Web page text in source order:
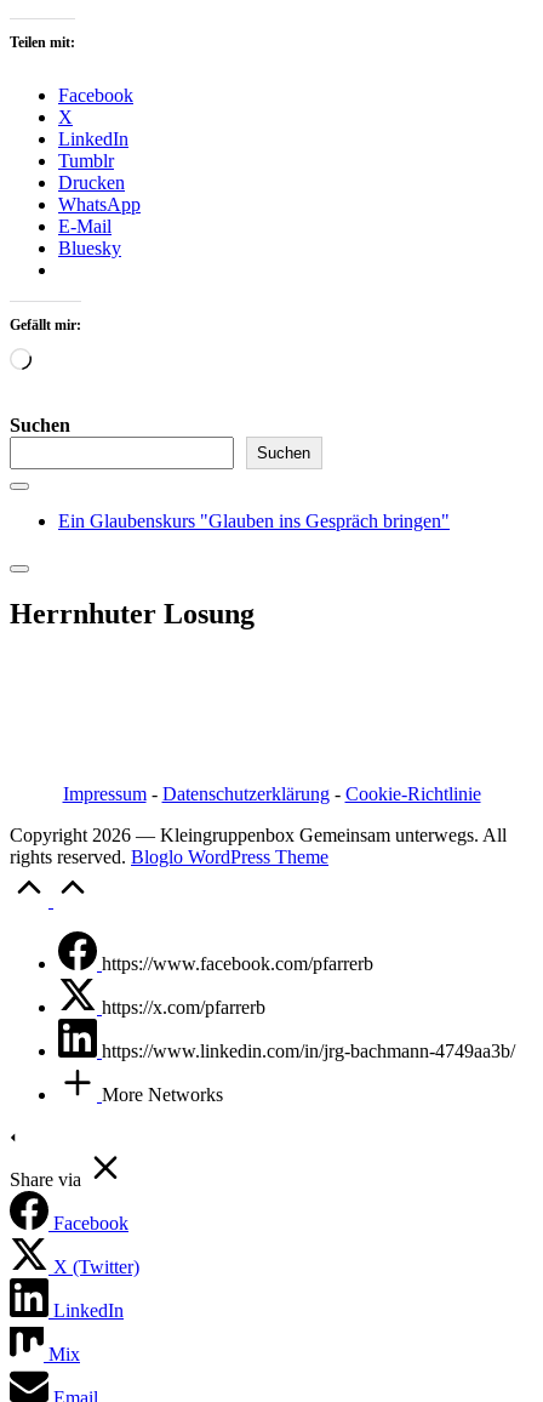
Teilen mit:
Facebook
X
LinkedIn
Tumblr
Drucken
WhatsApp
E-Mail
Bluesky
Gefällt mir:
Wird
Suchen
Suchen
Ein Glaubenskurs "Glauben ins Gespräch bringen"
Herrnhuter Losung
Impressum- Datenschutzerklärung- Cookie-Richtlinie
Copyright 2026 — Kleingruppenbox Gemeinsam unterwegs. All
rights reserved. Bloglo WordPress Theme
https://www.facebook.com/pfarrerb
https://x.com/pfarrerb
https://www.linkedin.com/in/jrg-bachmann-4749aa3b/
More Networks
Share via
Facebook
X (Twitter)
LinkedIn
Mix
Email